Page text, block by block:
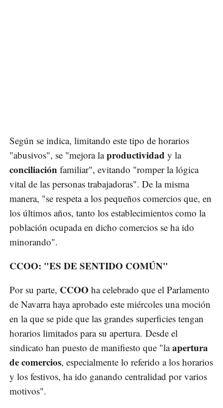
Según se indica, limitando este tipo de horarios
"abusivos", se "mejora laproductividad y la
conciliación familiar", evitando "romper la lógica
vital de las personas trabajadoras". De la misma
manera, "se respeta a los pequeños comercios que, en
los últimos años, tanto los establecimientos como la
población ocupada en dicho comercios se ha ido
minorando".
CCOO: "ES DE SENTIDO COMÚN"
Por su parte, CCOO ha celebrado que el Parlamento
de Navarra haya aprobado este miércoles una moción
en la que se pide que las grandes superficies tengan
horarios limitados para su apertura. Desde el
sindicato han puesto de manifiesto que "laapertura
de comercios, especialmente lo referido a los horarios
y los festivos, ha ido ganando centralidad por varios
motivos".